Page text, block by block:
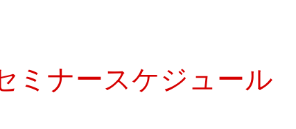
ミナースケジュール